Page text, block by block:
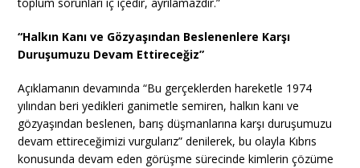
“Halkın Kanı ve Gözyaşından Beslenenlere Karşı
Duruşumuzu Devam Ettireceğiz”
Açıklamanın devamında “Bu gerçeklerden hareketle 1974
yılından beri yedikleri ganimetle semiren, halkın kanı ve
gözyaşından beslenen, barış düşmanlarına karşı duruşumuzu
devam ettireceğimizi vurgularız” denilerek, bu olayla Kıbrıs
konusunda devam eden görüşme sürecinde kimlerin çözüme